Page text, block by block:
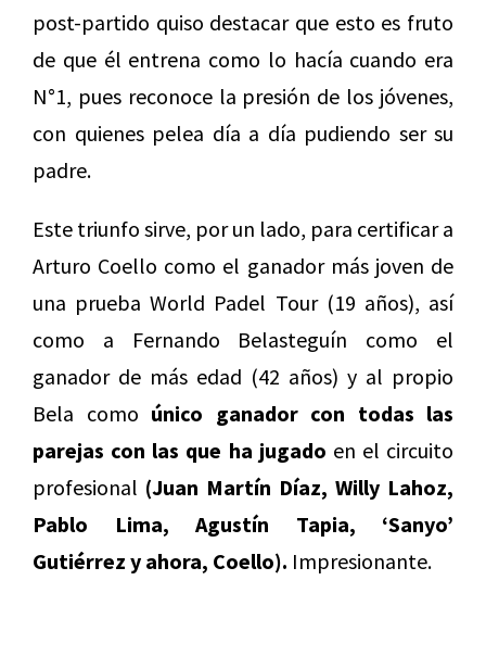
post-partido quiso destacar que esto es fruto
de que él entrena como lo hacía cuando era
N°1, pues reconoce la presión de los jóvenes,
con quienes pelea día a día pudiendo ser su
padre.
Este triunfo sirve, por un lado, para certificar a
Arturo Coello como el ganador más joven de
una prueba World Padel Tour (19 años), así
como a Fernando Belasteguín como el
ganador de más edad (42 años) y al propio
Bela como único ganador con todas las
parejas con las que ha jugado en el circuito
profesional (Juan Martín Díaz, Willy Lahoz,
Pablo Lima, Agustín Tapia, ‘Sanyo’
Gutiérrez y ahora, Coello). Impresionante.